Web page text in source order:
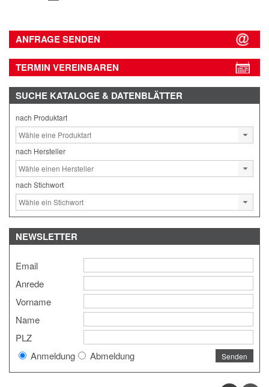
ANFRAGE SENDEN
TERMIN VEREINBAREN
SUCHE KATALOGE & DATENBLÄTTER
nach Produktart
nach Hersteller
nach Stichwort
NEWSLETTER
Email
Anrede
Vorname
Name
PLZ
Anmeldung
Abmeldung